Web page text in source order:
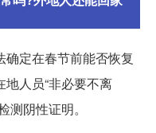
定在春节前能否恢复
人员“非必要不离
测阴性证明。